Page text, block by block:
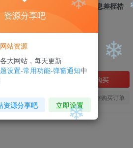
业核心发展趋势，解除商业信息差桎梏
看
员 免费
立即购买
当前未登录！建议登陆后购买，可保存购买订单
资源分享吧
站资源
大网站，每天更新
设置-常用功能-弹窗通知中
资源分享吧 立即设置
❄